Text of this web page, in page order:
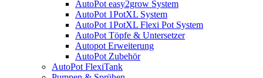
AutoPot easy2grow System
AutoPot 1PotXL System
AutoPot 1PotXL Flexi Pot System
AutoPot Töpfe & Untersetzer
Autopot Erweiterung
AutoPot Zubehör
AutoPot FlexiTank